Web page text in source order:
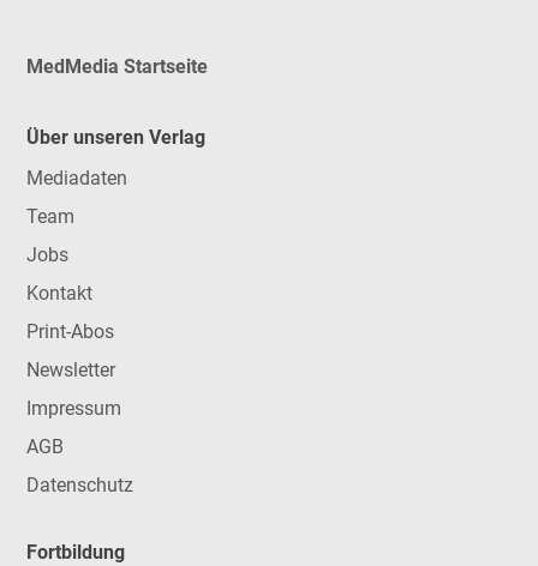
MedMedia Startseite
Über unseren Verlag
Mediadaten
Team
Jobs
Kontakt
Print-Abos
Newsletter
Impressum
AGB
Datenschutz
Fortbildung